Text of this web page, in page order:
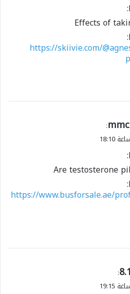
Effects of
https://skiivie.com/
:
Are testosterone
https://www.busforsale.ae/
: